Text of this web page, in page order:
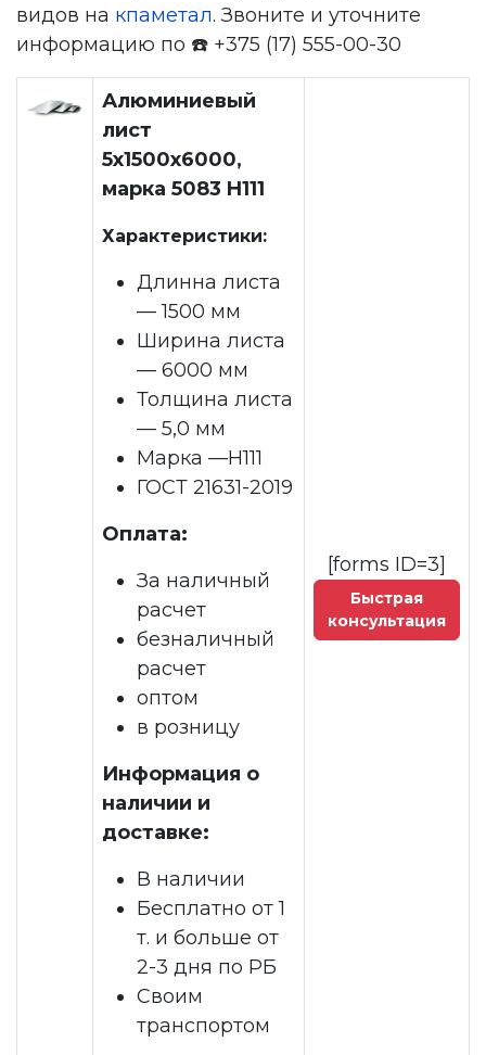
видов на кпаметал. Звоните и уточните
информацию по ☎️ +375 (17) 555-00-30
Алюминиевый
лист
5х1500х6000,
марка 5083 H111
Характеристики:
Длинна листа
— 1500 мм
Ширина листа
— 6000 мм
Толщина листа
— 5,0 мм
Марка —H111
ГОСТ 21631-2019
Оплата:
За наличный
расчет
безналичный
расчет
оптом
в розницу
Информация о
наличии и
доставке:
В наличии
Бесплатно от 1
т. и больше от
2-3 дня по РБ
Своим
транспортом
[forms ID=3]
Быстрая
консультация